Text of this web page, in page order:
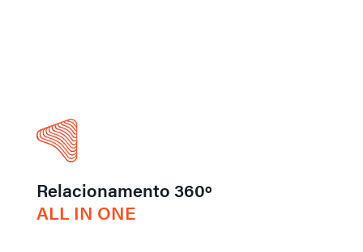
Relacionamento 360º
ALL IN ONE